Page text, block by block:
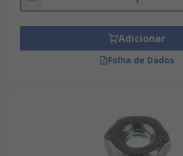
Adicionar
Folha de Dados